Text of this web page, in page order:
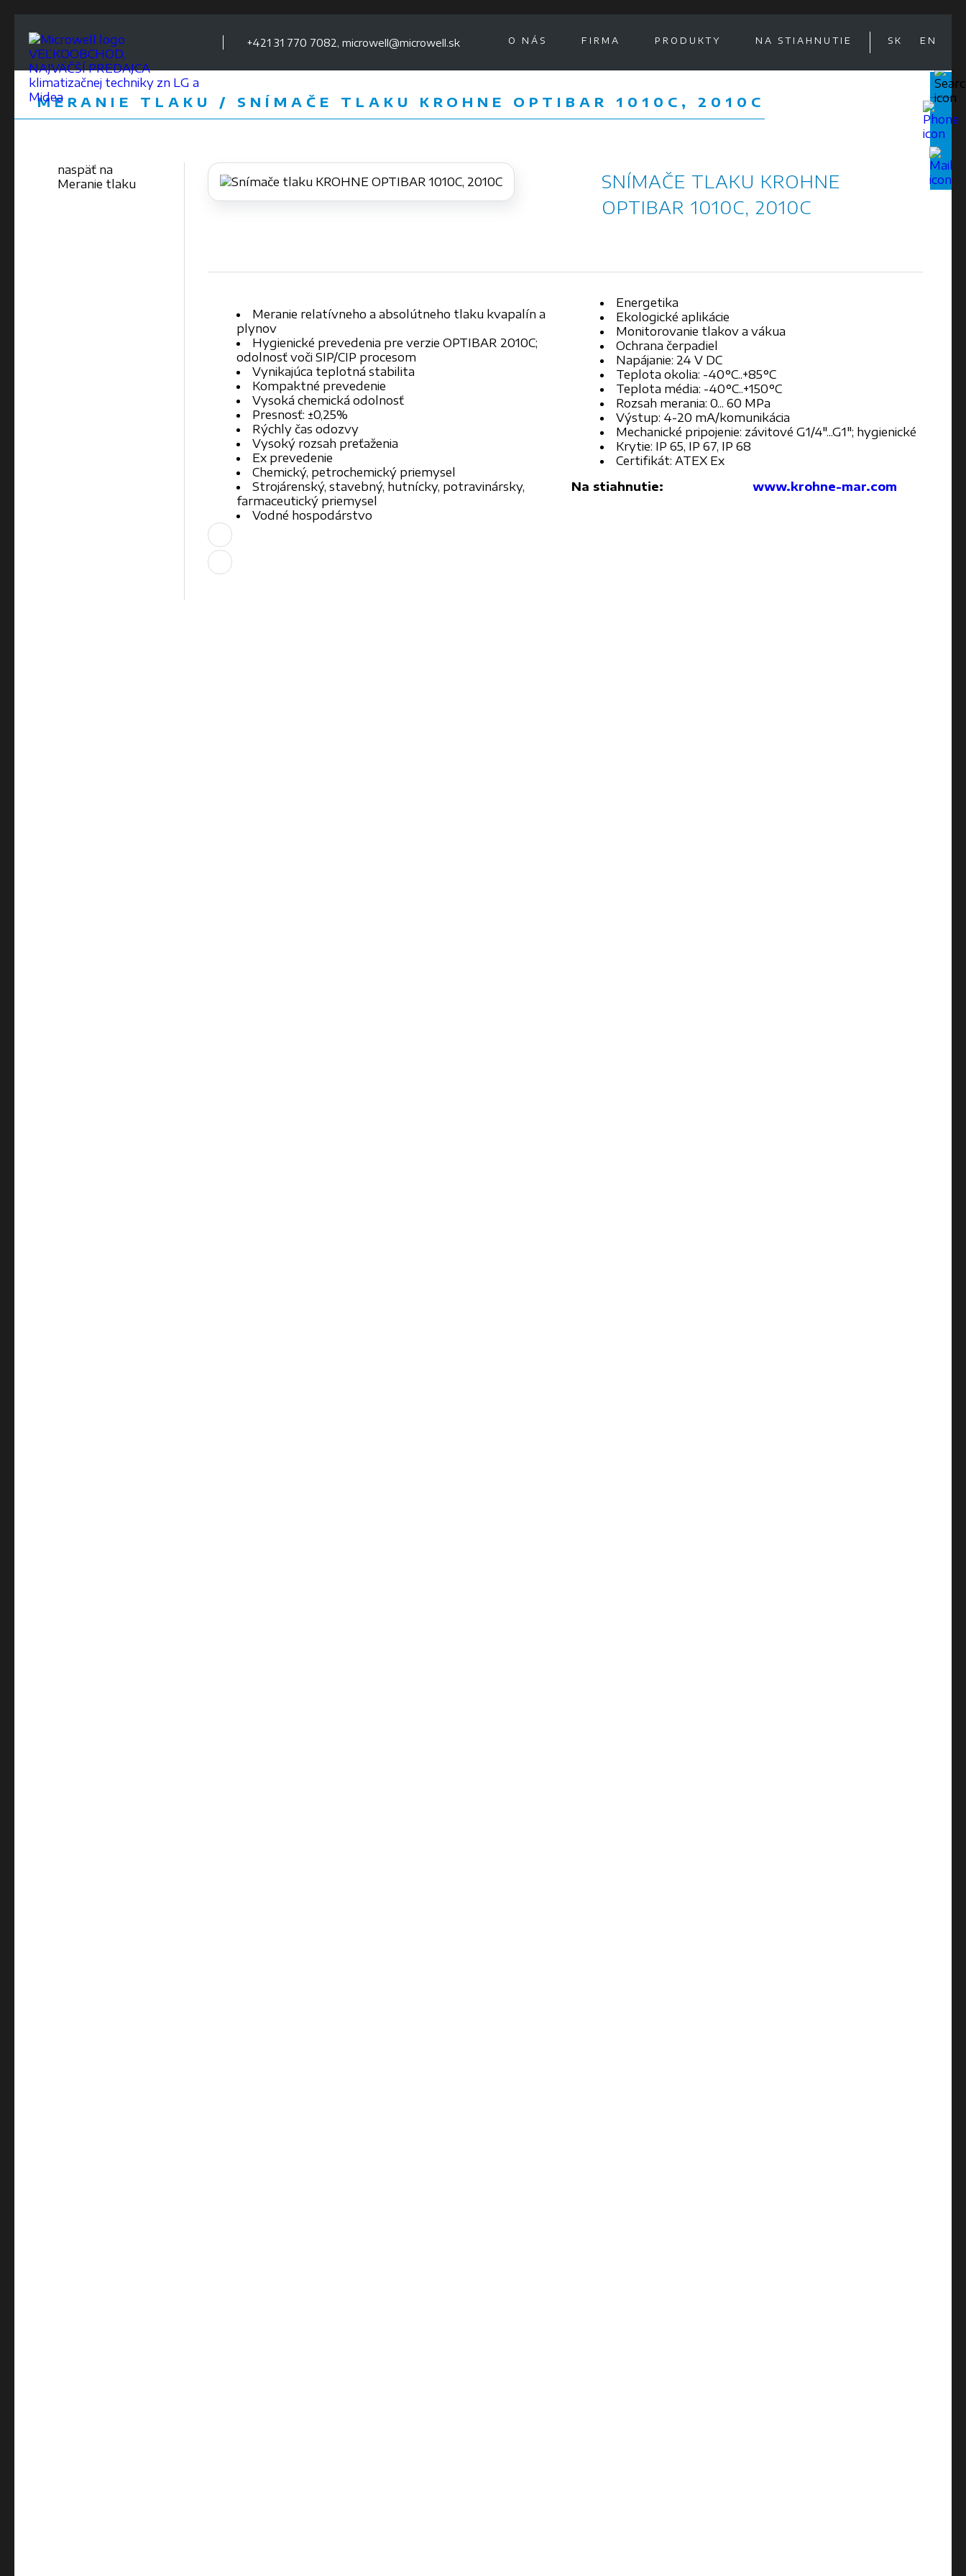
VEĽKOOBCHOD,
NAJVÄČŠÍ PREDAJCA
klimatizačnej techniky zn LG a
Midea
+421 31 770 7082, microwell@microwell.sk O NÁS FIRMA PRODUKTY NA STIAHNUTIE SK EN
MERANIE TLAKU / SNÍMAČE TLAKU KROHNE OPTIBAR 1010C, 2010C
naspäť na
Meranie tlaku
SNÍMAČE TLAKU KROHNE
OPTIBAR 1010C, 2010C
Meranie relatívneho a absolútneho tlaku kvapalín a
plynov
Hygienické prevedenia pre verzie OPTIBAR 2010C;
odolnosť voči SIP/CIP procesom
Vynikajúca teplotná stabilita
Kompaktné prevedenie
Vysoká chemická odolnosť
Presnosť: ±0,25%
Rýchly čas odozvy
Vysoký rozsah preťaženia
Ex prevedenie
Chemický, petrochemický priemysel
Strojárenský, stavebný, hutnícky, potravinársky,
farmaceutický priemysel
Vodné hospodárstvo
Energetika
Ekologické aplikácie
Monitorovanie tlakov a vákua
Ochrana čerpadiel
Napájanie: 24 V DC
Teplota okolia: -40°C..+85°C
Teplota média: -40°C..+150°C
Rozsah merania: 0... 60 MPa
Výstup: 4-20 mA/komunikácia
Mechanické pripojenie: závitové G1/4"...G1"; hygienické
Krytie: IP 65, IP 67, IP 68
Certifikát: ATEX Ex
Na stiahnutie:
www.krohne-mar.com